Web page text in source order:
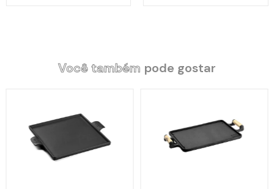
Você também pode gostar